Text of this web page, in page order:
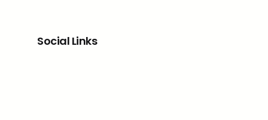
Social Links